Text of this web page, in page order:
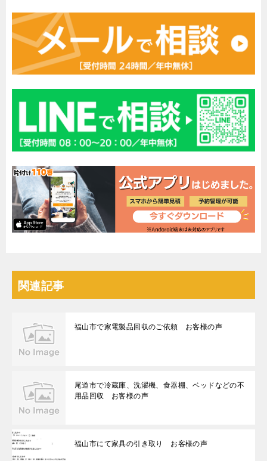
関連記事
福山市で家電製品回収のご依頼 お客様の声
尾道市で冷蔵庫、洗濯機、食器棚、ベッドなどの不
用品回収 お客様の声
福山市にて家具の引き取り お客様の声